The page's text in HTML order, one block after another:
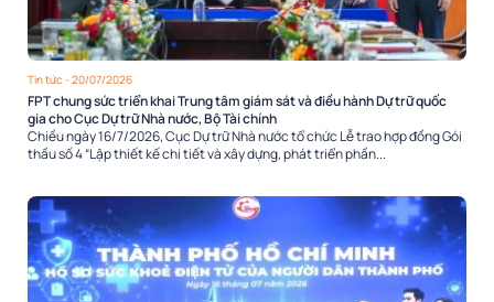
Tin tức - 20/07/2026
FPT chung sức triển khai Trung tâm giám sát và điều hành Dự trữ quốc
gia cho Cục Dự trữ Nhà nước, Bộ Tài chính
Chiều ngày 16/7/2026, Cục Dự trữ Nhà nước tổ chức Lễ trao hợp đồng Gói
thầu số 4 “Lập thiết kế chi tiết và xây dựng, phát triển phần...